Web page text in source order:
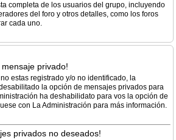
completa de los usuarios del grupo, incluyendo
del foro y otros detalles, como los foros
cada uno.
privado!
estas registrado y/o no identificado, la
la opción de mensajes privados para
ha deshabilidato para vos la opción de
con La Administración para más información.
privados no deseados!